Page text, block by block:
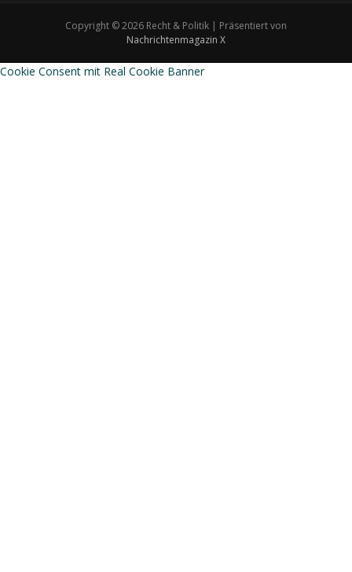
Copyright © 2026 Recht & Politik | Präsentiert von
Nachrichtenmagazin X
Cookie Consent mit Real Cookie Banner